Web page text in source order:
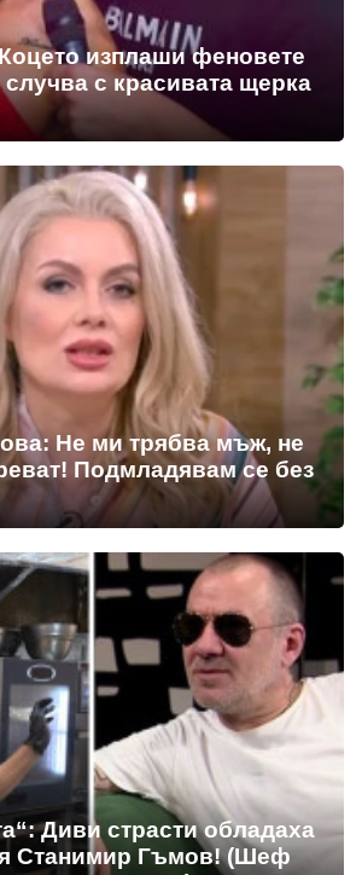
изплаши феновете
с красивата щерка
Не ми трябва мъж, не
Подмладявам се без
Диви страсти обладаха
Станимир Гъмов! (Шеф